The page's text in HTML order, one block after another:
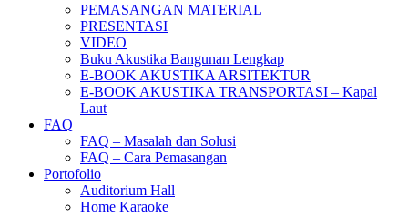
PEMASANGAN MATERIAL
PRESENTASI
VIDEO
Buku Akustika Bangunan Lengkap
E-BOOK AKUSTIKA ARSITEKTUR
E-BOOK AKUSTIKA TRANSPORTASI – Kapal
Laut
FAQ
FAQ – Masalah dan Solusi
FAQ – Cara Pemasangan
Portofolio
Auditorium Hall
Home Karaoke